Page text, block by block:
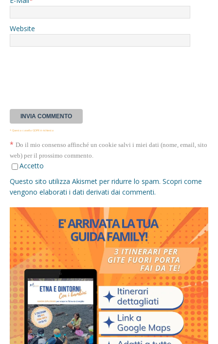
Website
* Questa casella GDPR è richiesta
* Do il mio consenso affinché un cookie salvi i miei dati (nome, email, sito
web) per il prossimo commento.
Accetto
Questo sito utilizza Akismet per ridurre lo spam. Scopri come
vengono elaborati i dati derivati dai commenti.